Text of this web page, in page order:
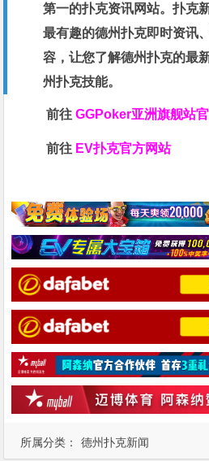
所属分类： 德州扑克新闻
第一的扑克资讯网站。扑克
最有趣的德州扑克即时资讯
容，让您了解德州扑克的最
州扑克技能。
前往GGPoker亚洲旗舰站
前往 EV扑克官方网站